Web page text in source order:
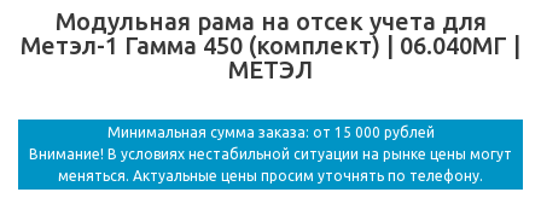
Модульная рама на отсек учета для
Метэл-1 Гамма 450 (комплект) | 06.040МГ |
МЕТЭЛ
Минимальная сумма заказа: от 15 000 рублей
Внимание! В условиях нестабильной ситуации на рынке цены могут
меняться. Актуальные цены просим уточнять по телефону.